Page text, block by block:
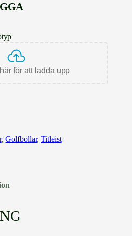
för att ladda upp
, Golfbollar, Titleist